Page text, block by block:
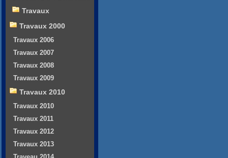
Travaux
Travaux 2000
Travaux 2006
Travaux 2007
Travaux 2008
Travaux 2009
Travaux 2010
Travaux 2010
Travaux 2011
Travaux 2012
Travaux 2013